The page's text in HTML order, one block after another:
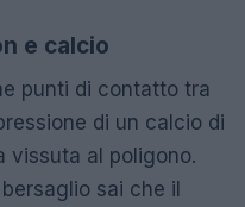
e calcio
punti di contatto tra
di un calcio di
vissuta al poligono.
sai che il